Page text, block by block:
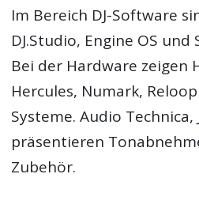
Im Bereich DJ-Software
DJ.Studio, Engine OS
Bei der Hardware zeigen
Hercules, Numark,
Systeme. Audio
präsentieren
Zubehör.